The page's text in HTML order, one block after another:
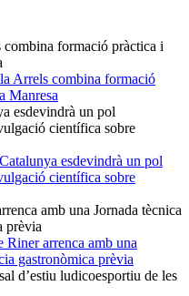
Arrels combina formació
Manresa
esdevindrà un pol
científica sobre
arrenca amb una
gastronòmica prèvia